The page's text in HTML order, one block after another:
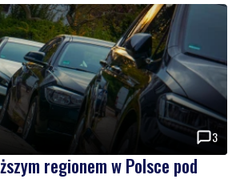
3
regionem w Polsce pod